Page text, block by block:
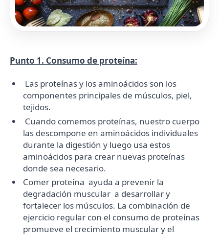
Punto 1. Consumo de proteína:
Las proteínas y los aminoácidos son los
componentes principales de músculos, piel,
tejidos.
Cuando comemos proteínas, nuestro cuerpo
las descompone en aminoácidos individuales
durante la digestión y luego usa estos
aminoácidos para crear nuevas proteínas
donde sea necesario.
Comer proteína ayuda a prevenir la
degradación muscular a desarrollar y
fortalecer los músculos. La combinación de
ejercicio regular con el consumo de proteínas
promueve el crecimiento muscular y el